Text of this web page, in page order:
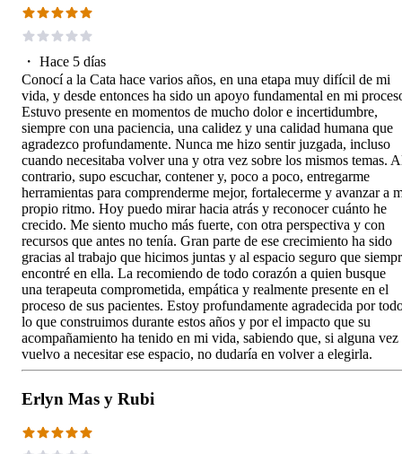
・ Hace 5 días
Conocí a la Cata hace varios años, en una etapa muy difícil de mi
vida, y desde entonces ha sido un apoyo fundamental en mi
Estuvo presente en momentos de mucho dolor e incertidumbre,
siempre con una paciencia, una calidez y una calidad humana que
agradezco profundamente. Nunca me hizo sentir juzgada, incluso
cuando necesitaba volver una y otra vez sobre los mismos temas.
contrario, supo escuchar, contener y, poco a poco, entregarme
herramientas para comprenderme mejor, fortalecerme y avanzar a
propio ritmo. Hoy puedo mirar hacia atrás y reconocer cuánto he
crecido. Me siento mucho más fuerte, con otra perspectiva y con
recursos que antes no tenía. Gran parte de ese crecimiento ha sido
gracias al trabajo que hicimos juntas y al espacio seguro que
encontré en ella. La recomiendo de todo corazón a quien busque
una terapeuta comprometida, empática y realmente presente en el
proceso de sus pacientes. Estoy profundamente agradecida por
lo que construimos durante estos años y por el impacto que su
acompañamiento ha tenido en mi vida, sabiendo que, si alguna vez
vuelvo a necesitar ese espacio, no dudaría en volver a elegirla.
Erlyn Mas y Rubi